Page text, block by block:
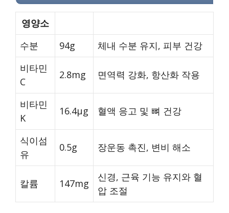
영양소
수분
94g
체내 수분 유지, 피부 건강
비타민
C
2.8mg 면역력 강화, 항산화 작용
비타민
K
16.4μg 혈액 응고 및 뼈 건강
식이섬
유
0.5g 장운동 촉진, 변비 해소
칼륨 147mg
신경, 근육 기능 유지와 혈
압 조절